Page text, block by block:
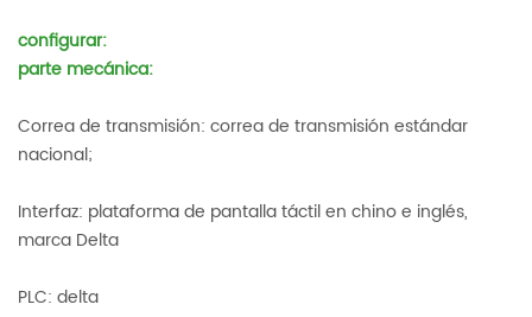
configurar:
parte mecánica:
Correa de transmisión: correa de transmisión estándar
nacional;
Interfaz: plataforma de pantalla táctil en chino e inglés,
marca Delta
PLC: delta